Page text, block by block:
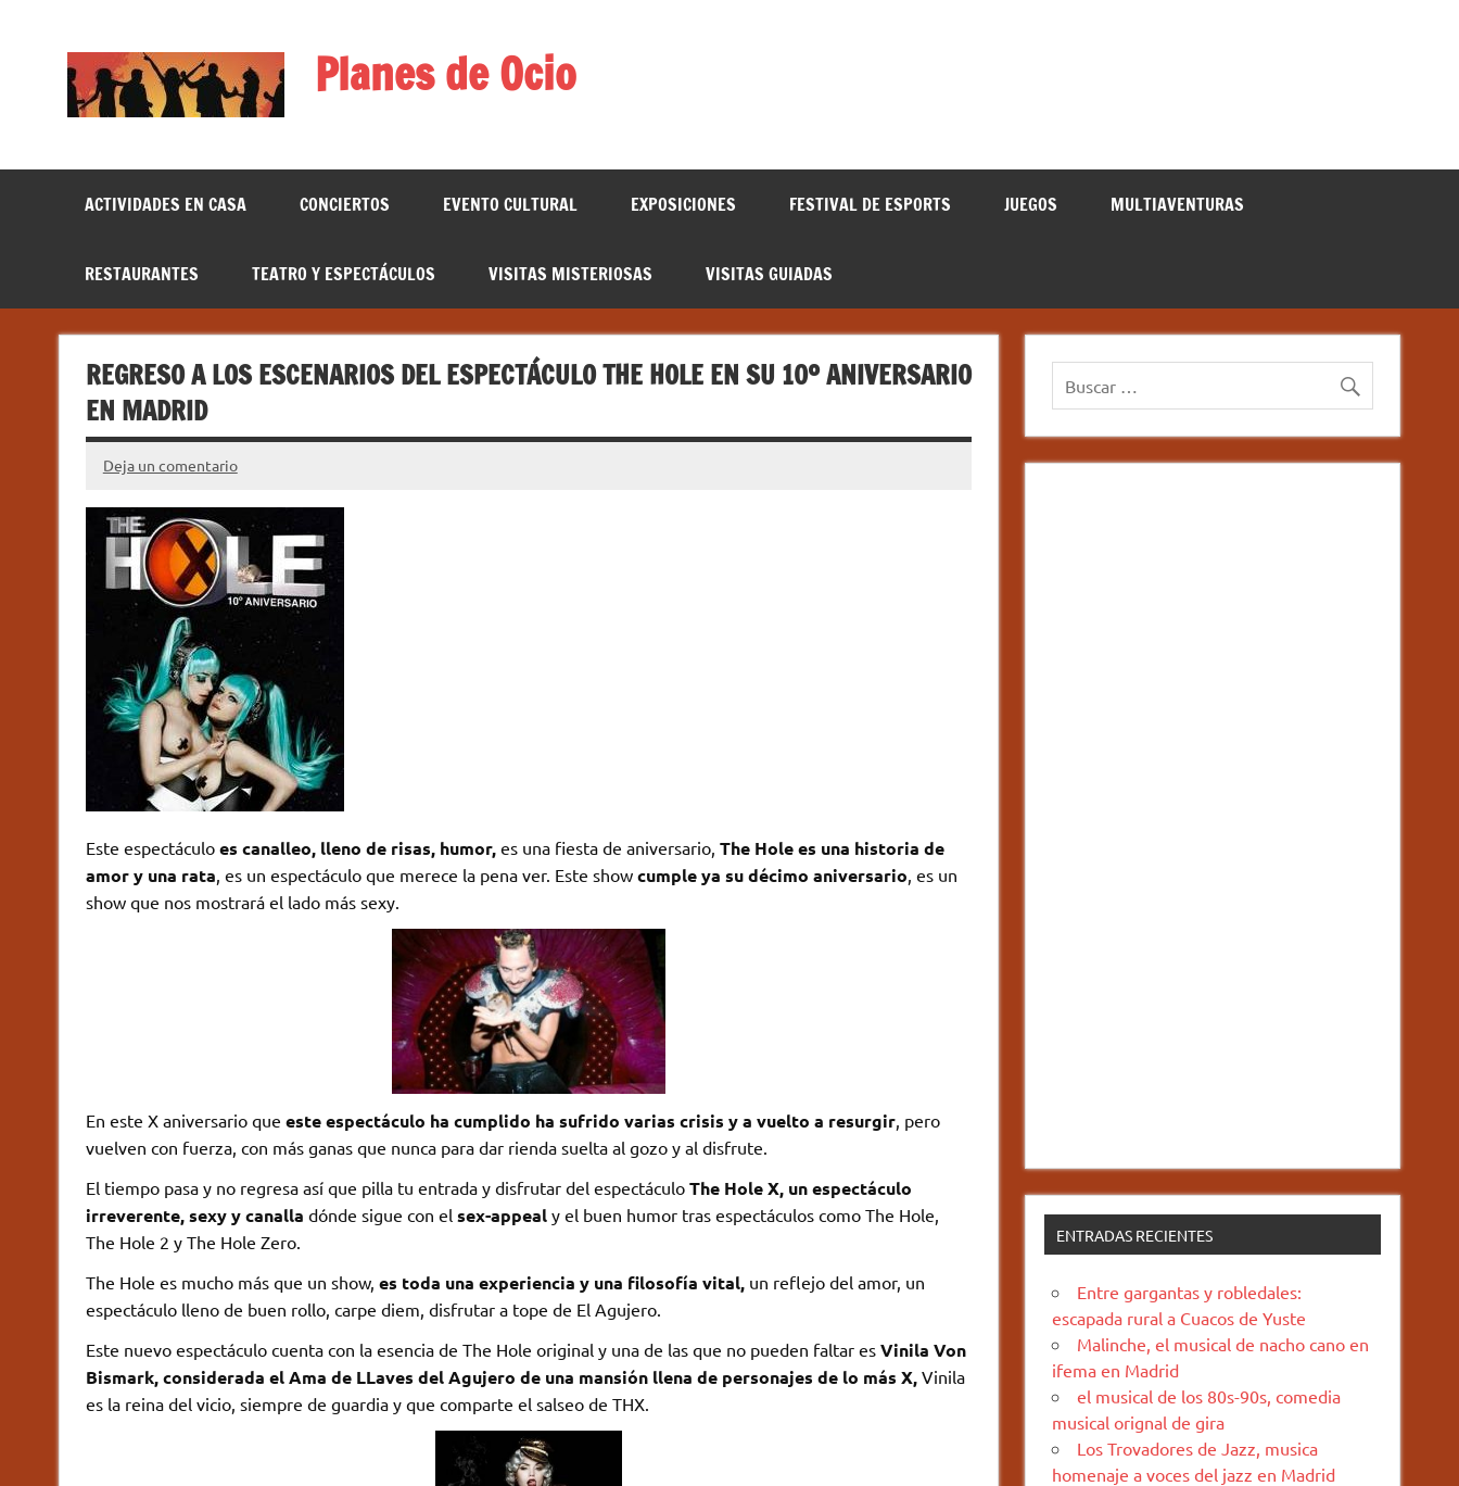
Planes de Ocio
ACTIVIDADES EN CASA CONCIERTOS EVENTO CULTURAL EXPOSICIONES FESTIVAL DE ESPORTS JUEGOS MULTIAVENTURAS
RESTAURANTES TEATRO Y ESPECTÁCULOS VISITAS MISTERIOSAS VISITAS GUIADAS
REGRESO A LOS ESCENARIOS DEL ESPECTÁCULO THE HOLE EN SU 10º ANIVERSARIO
EN MADRID
Deja un comentario
Este espectáculo es canalleo, lleno de risas, humor, es una fiesta de aniversario, The Hole es una historia de
amor y una rata , es un espectáculo que merece la pena ver. Este showcumple ya su décimo aniversario , es un
show que nos mostrará el lado más sexy.
En este X aniversario que este espectáculo ha cumplido ha sufrido varias crisis y a vuelto a resurgir, pero
vuelven con fuerza, con más ganas que nunca para dar rienda suelta al gozo y al disfrute.
El tiempo pasa y no regresa así que pilla tu entrada y disfrutar del espectáculo The Hole X, un espectáculo
irreverente, sexy y canalla dónde sigue con elsex-appeal y el buen humor tras espectáculos como The Hole,
The Hole 2 y The Hole Zero.
The Hole es mucho más que un show, es toda una experiencia y una filosofía vital, un reflejo del amor, un
espectáculo lleno de buen rollo, carpe diem, disfrutar a tope de El Agujero.
Este nuevo espectáculo cuenta con la esencia de The Hole original y una de las que no pueden faltar esVinila Von
Bismark, considerada el Ama de LLaves del Agujero de una mansión llena de personajes de lo más X, Vinila
es la reina del vicio, siempre de guardia y que comparte el salseo de THX.
ENTRADAS RECIENTES
Entre gargantas y robledales:
escapada rural a Cuacos de Yuste
Malinche, el musical de nacho cano en
ifema en Madrid
el musical de los 80s-90s, comedia
musical orignal de gira
Los Trovadores de Jazz, musica
homenaje a voces del jazz en Madrid